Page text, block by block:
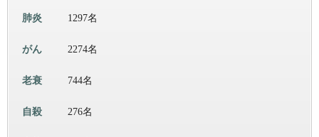
肺炎 1297名
がん 2274名
老衰 744名
自殺 276名